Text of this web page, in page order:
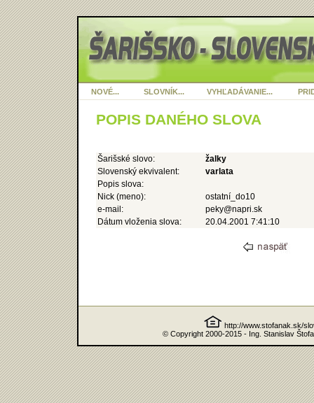
NOVÉ... SLOVNÍK... VYHĽADÁVANIE...
POPIS DANÉHO SLOVA
Šarišské slovo:
žalky
Slovenský ekvivalent:
varlata
Popis slova:
Nick (meno):
ostatní_do10
e-mail:
peky@napri.sk
Dátum vloženia slova:
20.04.2001 7:41:10
http://www.stofanak.sk/
© Copyright 2000-2015 - Ing. Stanislav